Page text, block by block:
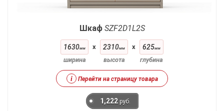
Шкаф SZF2D1L2S
1630мм
ширина
x 2310мм
высота
x 625мм
глубина
i Перейти на страницу товара
1,222 руб.